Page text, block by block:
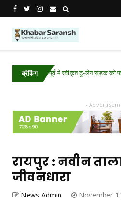
ब्रेकिंग
फोरलेन पूर्व में स्वीकृत टू-लेन सड़क को फोरलेन
-
रायपुर : नवीन
जीवनधारा
News Admin November